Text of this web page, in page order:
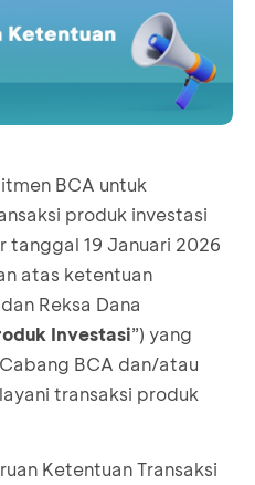
BCA untuk
produk investasi
tanggal 19 Januari 2026
atas ketentuan
Reksa Dana
Investasi”) yang
BCA dan/atau
transaksi produk
Ketentuan Transaksi